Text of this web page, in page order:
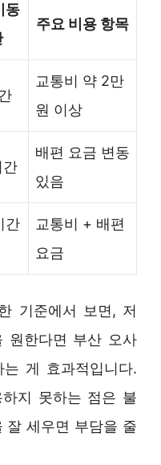
동
주요 비용 항목
교통비 약 2만
원 이상
간
배편 요금 변동
있음
간
교통비 + 배편
요금
기준에서 보면, 저
원한다면 부산 오사
게 효과적입니다.
지 못하는 점은 불
잘 세우면 부담을 줄